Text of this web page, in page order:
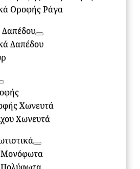
Οροφής Ράγα
Δαπέδου
Δαπέδου
Χωνευτά
Χωνευτά
Μονόφωτα